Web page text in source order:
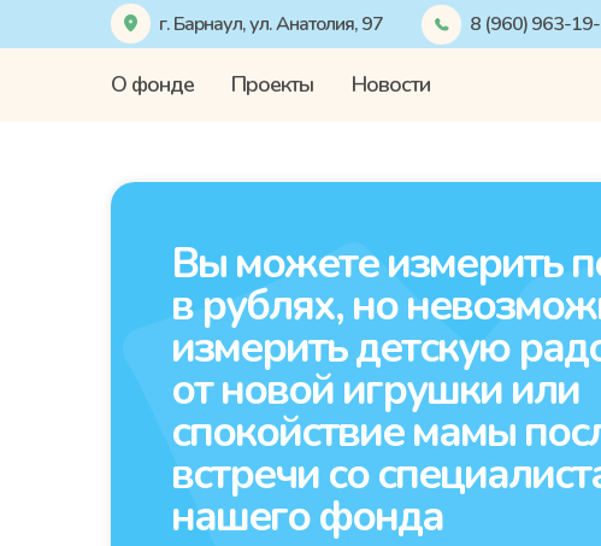
8 (960) 963-
г. Барнаул, ул. Анатолия, 97
Новости
Проекты
О фонде
Вы можете измерить
в рублях, но
измерить детскую
от новой игрушки или
спокойствие мамы
встречи со
нашего фонда